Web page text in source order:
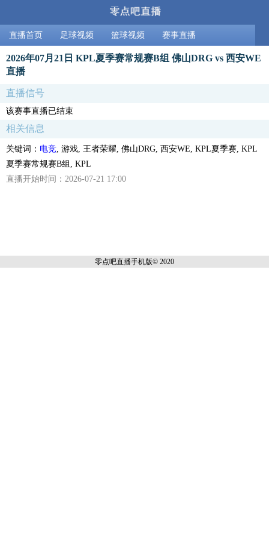
直播首页 足球视频 篮球视频 赛事直播
2026年07月21日 KPL夏季赛常规赛B组 佛山DRG vs 西安WE
直播
直播信号
该赛事直播已结束
相关信息
关键词： 电竞 , 游戏, 王者荣耀, 佛山DRG, 西安WE, KPL夏季赛, KPL
夏季赛常规赛B组, KPL
直播开始时间：2026-07-21 17:00
零点吧直播手机版© 2020